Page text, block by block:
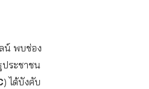
น์ พบช่อง
ระชาชน
) ได้บังคับ